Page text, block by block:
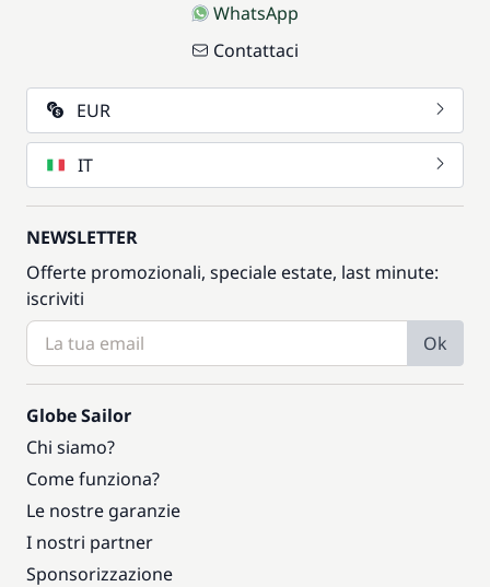
WhatsApp
Contattaci
EUR
IT
NEWSLETTER
Offerte promozionali, speciale estate, last minute:
iscriviti
Ok
Globe Sailor
Chi siamo?
Come funziona?
Le nostre garanzie
I nostri partner
Sponsorizzazione